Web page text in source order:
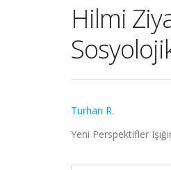
Hilmi
Turhan R.
Yeni Perspektifler